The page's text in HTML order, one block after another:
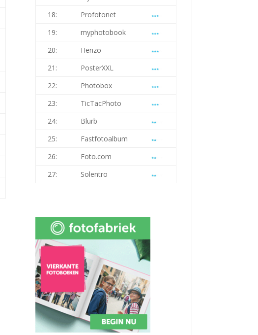
18:
Profotonet
19:
myphotobook
20:
Henzo
21:
PosterXXL
22:
Photobox
23:
TicTacPhoto
24:
Blurb
25:
Fastfotoalbum
26:
Foto.com
27:
Solentro